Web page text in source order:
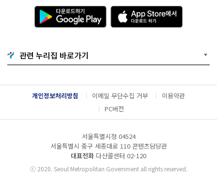
다
운
로
기
G
o
g
l
e
A
p
p
e
서
다
운
관련 누리집 바로가기
개인정보처리방침 이메일 무단수집 거부
이용약관
PC버전
서울특별시청 04524
서울특별시 중구 세종대로 110 콘텐츠담당관
대표전화 다산콜센터 02-120
ⓒ2020. Seoul Metropolitan Government all rights reserved.